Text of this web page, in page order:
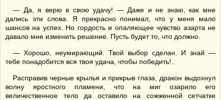
— Да, я верю в свою удачу! — Даже и не знаю, как мне
дались эти слова. Я прекрасно понимал, что у меня мало
шансов на успех. Но гордость и опаляющее чувство азарта не
давало мне изменить решение. Пусть будет то, что должно.
— Хорошо, неумирающий. Твой выбор сделан. И знай —
тебе понадобится вся твоя удача, чтобы победить!..
Расправив черные крылья и прикрыв глаза, дракон выдохнул
волну яростного пламени, что на миг озарило его
величественное тело да оставило на сожженной сетчатке